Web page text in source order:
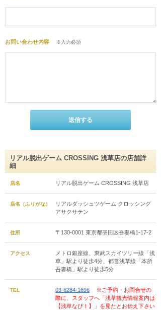
お問い合わせ内容 ※入力必須
リアル脱出ゲーム CROSSING 浅草店の店舗詳
細
店名 リアル脱出ゲーム CROSSING 浅草店
店名（ふりがな）
リアルダッシュツゲーム クロッシング
アサクサテン
住所 〒130-0001 東京都墨田区吾妻橋1-17-2
アクセス
メトロ銀座線、東武スカイツリー線「浅
草」駅より徒歩4分、都営浅草線「本所
吾妻橋」駅より徒歩5分
TEL 03-6284-1696
※ご予約・お問合せの
際に、スタッフへ「浅草観光情報案内は
【浅草なび！】」を見たとお伝え下さい